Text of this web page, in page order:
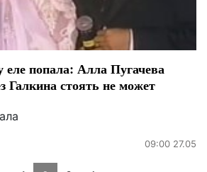
попала: Алла Пугачева
Галкина стоять не может
09:00 27.05